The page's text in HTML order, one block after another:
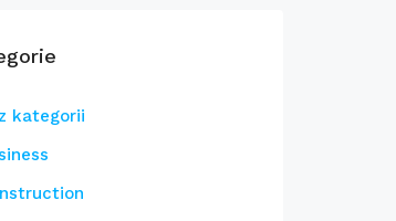
kategorii